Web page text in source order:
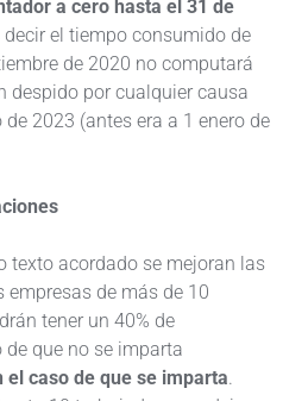
a cero hasta el 31 de
decir el tiempo consumido de
de 2020 no computará
despido por cualquier causa
de 2023 (antes era a 1 enero de
texto acordado se mejoran las
empresas de más de 10
tener un 40% de
que no se imparta
el caso de que se imparta.